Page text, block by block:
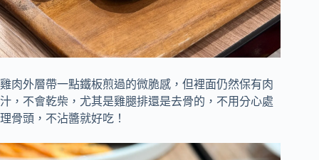
雞肉外層帶一點鐵板煎過的微脆感，但裡面仍然保有肉
汁，不會乾柴，尤其是雞腿排還是去骨的，不用分心處
理骨頭，不沾醬就好吃！